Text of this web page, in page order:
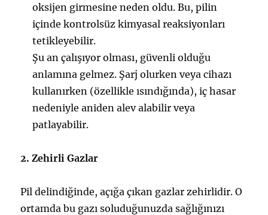
oksijen girmesine neden oldu. Bu, pilin
içinde kontrolsüz kimyasal reaksiyonları
tetikleyebilir.
Şu an çalışıyor olması, güvenli olduğu
anlamına gelmez. Şarj olurken veya cihazı
kullanırken (özellikle ısındığında), iç hasar
nedeniyle aniden alev alabilir veya
patlayabilir.
2. Zehirli Gazlar
Pil delindiğinde, açığa çıkan gazlar zehirlidir. O
ortamda bu gazı soluduğunuzda sağlığınızı